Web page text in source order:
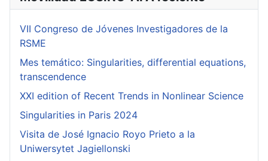
VII Congreso de Jóvenes Investigadores de la
RSME
Mes temático: Singularities, differential equations,
transcendence
XXI edition of Recent Trends in Nonlinear Science
Singularities in Paris 2024
Visita de José Ignacio Royo Prieto a la
Uniwersytet Jagiellonski